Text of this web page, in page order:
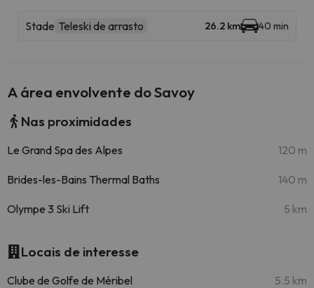
Stade Teleski de arrasto 26.2 km 40 min
A área envolvente do Savoy
Nas proximidades
Le Grand Spa des Alpes 120 m
Brides-les-Bains Thermal Baths 140 m
Olympe 3 Ski Lift 5 km
Locais de interesse
Clube de Golfe de Méribel 5.5 km